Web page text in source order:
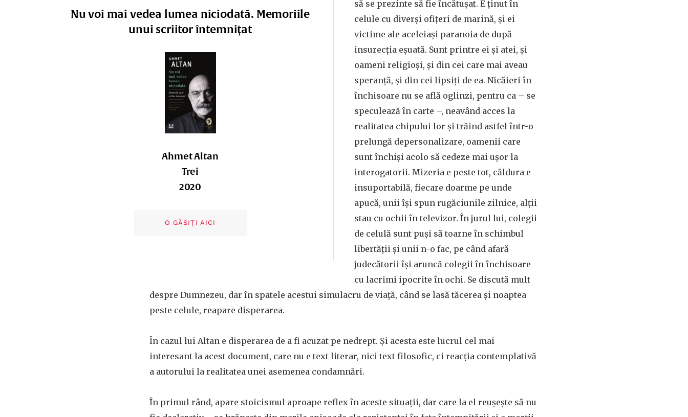
Nu voi mai vedea lumea niciodată. Memoriile
unui scriitor întemnițat
Ahmet Altan
Trei
2020
O GĂSIȚI AICI
să se prezinte să fie încătușat. E ținut în
celule cu diverși ofițeri de marină, și ei
victime ale aceleiași paranoia de după
insurecția eșuată. Sunt printre ei și atei, și
oameni religioși, și din cei care mai aveau
speranță, și din cei lipsiți de ea. Nicăieri în
închisoare nu se află oglinzi, pentru ca – se
speculează în carte –, neavând acces la
realitatea chipului lor și trăind astfel într-o
prelungă depersonalizare, oamenii care
sunt închiși acolo să cedeze mai ușor la
interogatorii. Mizeria e peste tot, căldura e
insuportabilă, fiecare doarme pe unde
apucă, unii își spun rugăciunile zilnice, alții
stau cu ochii în televizor. În jurul lui, colegii
de celulă sunt puși să toarne în schimbul
libertății și unii n-o fac, pe când afară
judecătorii își aruncă colegii în închisoare
cu lacrimi ipocrite în ochi. Se discută mult
despre Dumnezeu, dar în spatele acestui simulacru de viață, când se lasă tăcerea și noaptea
peste celule, reapare disperarea.
În cazul lui Altan e disperarea de a fi acuzat pe nedrept. Și acesta este lucrul cel mai
interesant la acest document, care nu e text literar, nici text filosofic, ci reacția contemplativă
a autorului la realitatea unei asemenea condamnări.
În primul rând, apare stoicismul aproape reflex în aceste situații, dar care la el reușește să nu